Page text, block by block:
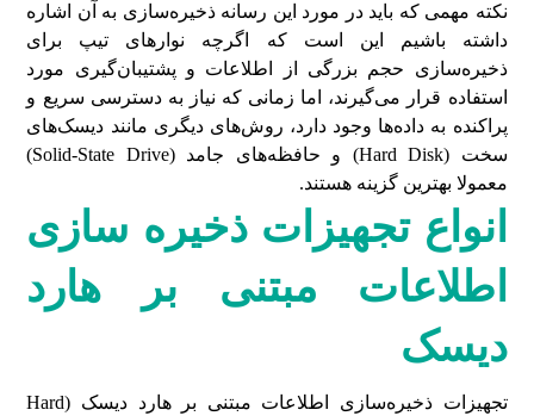
نکته مهمی که باید در مورد این رسانه ذخیره‌سازی به آن اشاره
داشته باشیم این است که اگرچه نوارهای تیپ برای
ذخیره‌سازی حجم بزرگی از اطلاعات و پشتیبان‌گیری مورد
استفاده قرار می‌گیرند، اما زمانی که نیاز به دسترسی سریع و
پراکنده به داده‌ها وجود دارد، روش‌های دیگری مانند دیسک‌های
سخت (Hard Disk) و حافظه‌های جامد (Solid-State Drive)
معمولا بهترین گزینه هستند.
انواع تجهیزات ذخیره سازی
اطلاعات مبتنی بر هارد
دیسک
تجهیزات ذخیره‌سازی اطلاعات مبتنی بر هارد دیسک (Hard